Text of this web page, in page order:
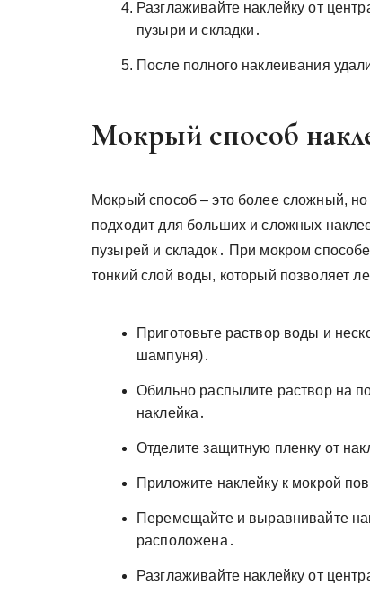
Разглаживайте наклейку от
пузыри и складки․
После полного наклеивания
Мокрый способ
Мокрый способ – это более сложный,
подходит для больших и сложных
пузырей и складок․ При мокром
тонкий слой воды, который позволяет
Приготовьте раствор воды и
шампуня)․
Обильно распылите раствор на
наклейка․
Отделите защитную пленку от
Приложите наклейку к мокрой
Перемещайте и выравнивайте
расположена․
Разглаживайте наклейку от